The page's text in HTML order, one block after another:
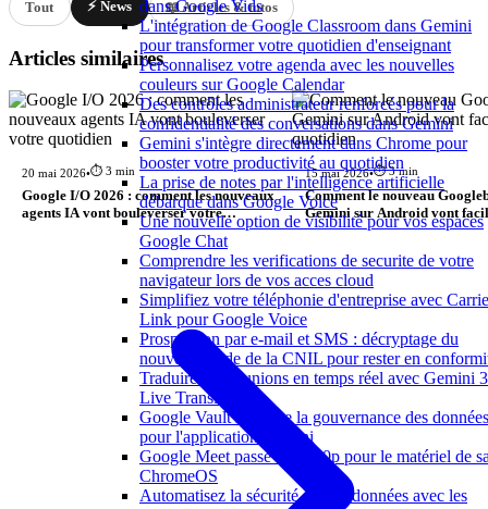
dans Google Vids
L'intégration de Google Classroom dans Gemini
pour transformer votre quotidien d'enseignant
Personnalisez votre agenda avec les nouvelles
couleurs sur Google Calendar
Des contrôles administrateur renforcés pour la
confidentialité des conversations dans Gemini
Gemini s'intègre directement dans Chrome pour
booster votre productivité au quotidien
La prise de notes par l'intelligence artificielle
débarque dans Google Voice
Une nouvelle option de visibilité pour vos espaces
Google Chat
Comprendre les verifications de securite de votre
navigateur lors de vos acces cloud
Simplifiez votre téléphonie d'entreprise avec
Link pour Google Voice
Prospection par e-mail et SMS : décryptage du
nouveau guide de la CNIL pour rester en
Traduire vos réunions en temps réel avec Gemini
Live Translate
Google Vault renforce la gouvernance des données
pour l'application Gemini
Google Meet passe au 1080p pour le matériel de
ChromeOS
Automatisez la sécurité de vos données avec les
Tout ⚡ News 📖 Articles & tutos
Articles similaires
20 mai 2026•⏱️ 3 min
Google I/O 2026 : comment les nouveaux
agents IA vont bouleverser votre
15 mai 2026•⏱️ 3 min
Comment le nouveau
Gemini sur Android vont
quotidien